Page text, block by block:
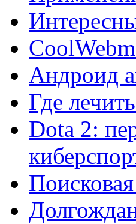
Андроид
Где
Dota 2: